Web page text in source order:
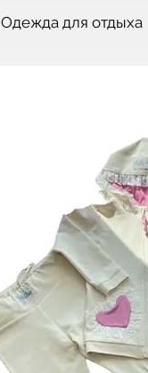
Одежда для отдыха